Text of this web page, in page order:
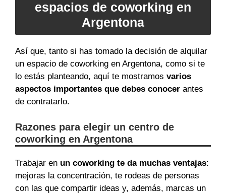
espacios de coworking en
Argentona
Así que, tanto si has tomado la decisión de alquilar
un espacio de coworking en Argentona, como si te
lo estás planteando, aquí te mostramos varios
aspectos importantes que debes conocer antes
de contratarlo.
Razones para elegir un centro de
coworking en Argentona
Trabajar en un coworking te da muchas ventajas:
mejoras la concentración, te rodeas de personas
con las que compartir ideas y, además, marcas un